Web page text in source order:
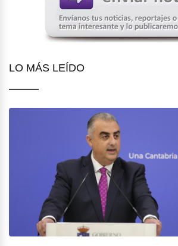
LO MÁS LEÍDO